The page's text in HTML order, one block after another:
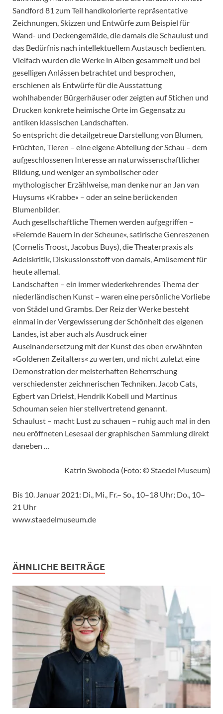
Sandford 81 zum Teil handkolorierte repräsentative
Zeichnungen, Skizzen und Entwürfe zum Beispiel für
Wand- und Deckengemälde, die damals die Schaulust und
das Bedürfnis nach intellektuellem Austausch bedienten.
Vielfach wurden die Werke in Alben gesammelt und bei
geselligen Anlässen betrachtet und besprochen,
erschienen als Entwürfe für die Ausstattung
wohlhabender Bürgerhäuser oder zeigten auf Stichen und
Drucken konkrete heimische Orte im Gegensatz zu
antiken klassischen Landschaften.
So entspricht die detailgetreue Darstellung von Blumen,
Früchten, Tieren – eine eigene Abteilung der Schau – dem
aufgeschlossenen Interesse an naturwissenschaftlicher
Bildung, und weniger an symbolischer oder
mythologischer Erzählweise, man denke nur an Jan van
Huysums »Krabbe« – oder an seine berückenden
Blumenbilder.
Auch gesellschaftliche Themen werden aufgegriffen –
»Feiernde Bauern in der Scheune«, satirische Genreszenen
(Cornelis Troost, Jacobus Buys), die Theaterpraxis als
Adelskritik, Diskussionsstoff von damals, Amüsement für
heute allemal.
Landschaften – ein immer wiederkehrendes Thema der
niederländischen Kunst – waren eine persönliche Vorliebe
von Städel und Grambs. Der Reiz der Werke besteht
einmal in der Vergewisserung der Schönheit des eigenen
Landes, ist aber auch als Ausdruck einer
Auseinandersetzung mit der Kunst des oben erwähnten
»Goldenen Zeitalters« zu werten, und nicht zuletzt eine
Demonstration der meisterhaften Beherrschung
verschiedenster zeichnerischen Techniken. Jacob Cats,
Egbert van Drielst, Hendrik Kobell und Martinus
Schouman seien hier stellvertretend genannt.
Schaulust – macht Lust zu schauen – ruhig auch mal in den
neu eröffneten Lesesaal der graphischen Sammlung direkt
daneben …
Katrin Swoboda (Foto: © Staedel Museum)
Bis 10. Januar 2021: Di., Mi., Fr.– So., 10–18 Uhr; Do., 10–
21 Uhr
www.staedelmuseum.de
ÄHNLICHE BEITRÄGE